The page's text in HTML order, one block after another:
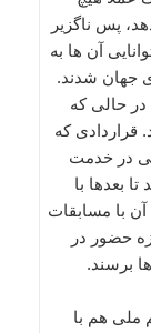
پس ناگزیر
آن ها به
جهان شدند.
حالی که
قراردادی که
در خدمت
بعدها با
آن با مسابقات
حضور در
برسند.
ملی هم با